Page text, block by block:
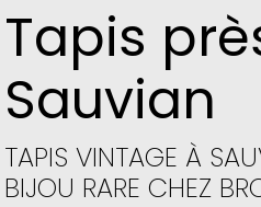
Tapis
Sauvian
TAPIS VINTAGE À
BIJOU RARE CHEZ